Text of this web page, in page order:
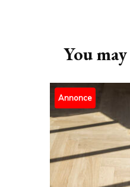
You
Annonce